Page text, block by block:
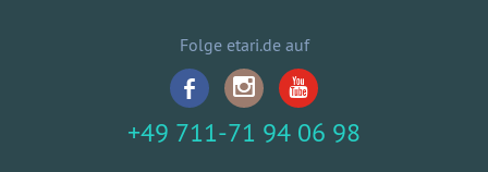
Folge etari.de auf
+49 711-71 94 06 98